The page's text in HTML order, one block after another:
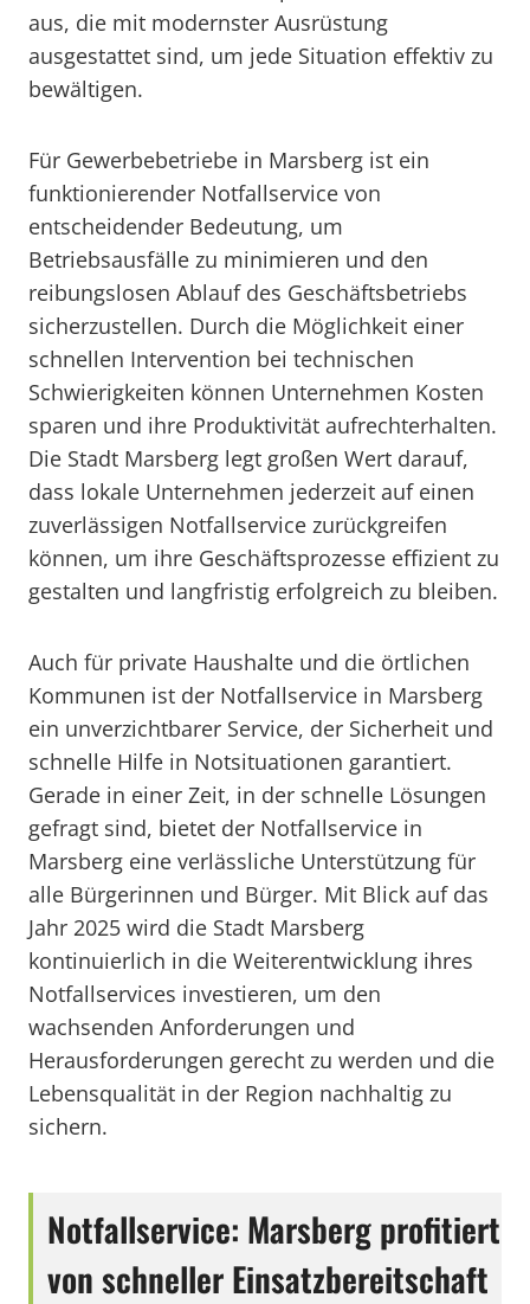
aus, die mit modernster Ausrüstung
ausgestattet sind, um jede Situation effektiv zu
bewältigen.
Für Gewerbebetriebe in Marsberg ist ein
funktionierender Notfallservice von
entscheidender Bedeutung, um
Betriebsausfälle zu minimieren und den
reibungslosen Ablauf des Geschäftsbetriebs
sicherzustellen. Durch die Möglichkeit einer
schnellen Intervention bei technischen
Schwierigkeiten können Unternehmen Kosten
sparen und ihre Produktivität aufrechterhalten.
Die Stadt Marsberg legt großen Wert darauf,
dass lokale Unternehmen jederzeit auf einen
zuverlässigen Notfallservice zurückgreifen
können, um ihre Geschäftsprozesse effizient zu
gestalten und langfristig erfolgreich zu bleiben.
Auch für private Haushalte und die örtlichen
Kommunen ist der Notfallservice in Marsberg
ein unverzichtbarer Service, der Sicherheit und
schnelle Hilfe in Notsituationen garantiert.
Gerade in einer Zeit, in der schnelle Lösungen
gefragt sind, bietet der Notfallservice in
Marsberg eine verlässliche Unterstützung für
alle Bürgerinnen und Bürger. Mit Blick auf das
Jahr 2025 wird die Stadt Marsberg
kontinuierlich in die Weiterentwicklung ihres
Notfallservices investieren, um den
wachsenden Anforderungen und
Herausforderungen gerecht zu werden und die
Lebensqualität in der Region nachhaltig zu
sichern.
Notfallservice: Marsberg profitiert
von schneller Einsatzbereitschaft